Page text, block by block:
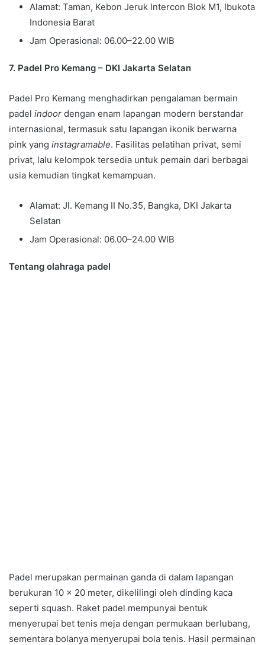
Alamat: Taman, Kebon Jeruk Intercon Blok M1, Ibukota
Indonesia Barat
Jam Operasional: 06.00–22.00 WIB
7. Padel Pro Kemang – DKI Jakarta Selatan
Padel Pro Kemang menghadirkan pengalaman bermain
padel indoor dengan enam lapangan modern berstandar
internasional, termasuk satu lapangan ikonik berwarna
pink yang instagramable. Fasilitas pelatihan privat, semi
privat, lalu kelompok tersedia untuk pemain dari berbagai
usia kemudian tingkat kemampuan.
Alamat: Jl. Kemang II No.35, Bangka, DKI Jakarta
Selatan
Jam Operasional: 06.00–24.00 WIB
Tentang olahraga padel
Padel merupakan permainan ganda di dalam lapangan
berukuran 10 x 20 meter, dikelilingi oleh dinding kaca
seperti squash. Raket padel mempunyai bentuk
menyerupai bet tenis meja dengan permukaan berlubang,
sementara bolanya menyerupai bola tenis. Hasil permainan